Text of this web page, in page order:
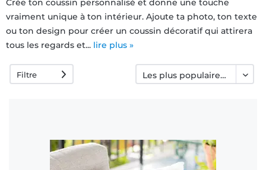
Livraison
Échange
Droit de
Crée ton coussin personnalisé et donne une touche
vraiment unique à ton intérieur. Ajoute ta photo, ton texte
ou ton design pour créer un coussin décoratif qui attirera
tous les regards et... lire plus »
Filtre